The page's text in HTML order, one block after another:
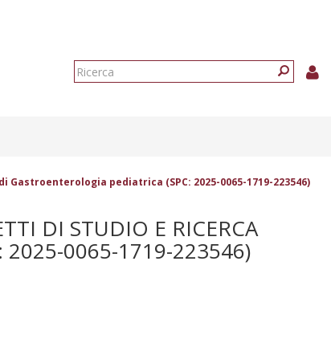
Form
pediatrica (SPC: 2025-0065-1719-223546)
DI STUDIO E RICERCA
2025-0065-1719-223546)